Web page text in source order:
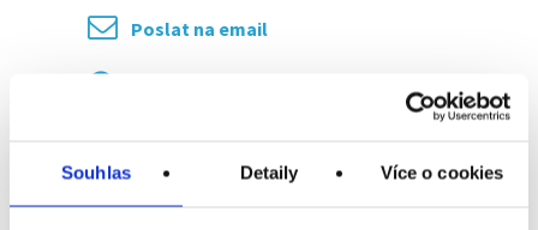
Souhlas Detaily Více o cookies
Poslat na email